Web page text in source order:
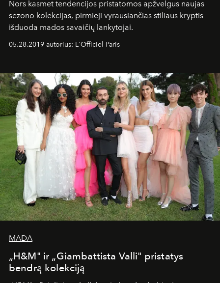
Nors kasmet tendencijos pristatomos apžvelgus naujas
sezono kolekcijas, pirmieji vyrausiančias stiliaus kryptis
išduoda mados savaičių lankytojai.
05.28.2019 autorius: L'Officiel Paris
MADA
„H&M" ir „Giambattista Valli" pristatys
bendrą kolekciją